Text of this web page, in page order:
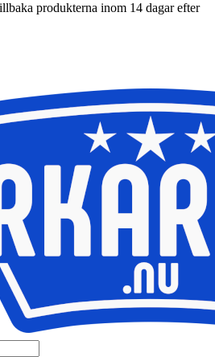
produkterna inom 14 dagar efter